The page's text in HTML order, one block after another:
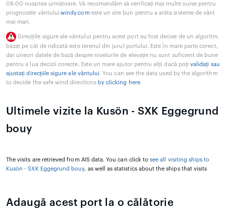
08:00 noaptea următoare. Vă recomandăm să verificați mai multe surse pentru
prognozele vântului.windy.comeste un site bun pentru a arăta sisteme de vânt
mai mari.
Direcțiile sigure ale vântului pentru acest port au fost decise de un algoritm,
bazat pe cât de ridicată este terenul din jurul portului. Este în mare parte corect,
dar uneori datele de bază despre nivelurile de elevație nu sunt suficient de bune
pentru a lua decizii corecte. Este un mare ajutor pentru alții dacă poțivalidați sau
ajustați direcțiile sigure ale vântului. You can see the data used by the algorithm
to decide the safe wind directions by clicking here.
Ultimele vizite la Kusön - SXK Eggegrund
bouy
The visits are retrieved from AIS data. You can click tosee all visiting ships to
Kusön - SXK Eggegrund bouy, as well as statistics about the ships that visits
Adaugă acest port la o călătorie